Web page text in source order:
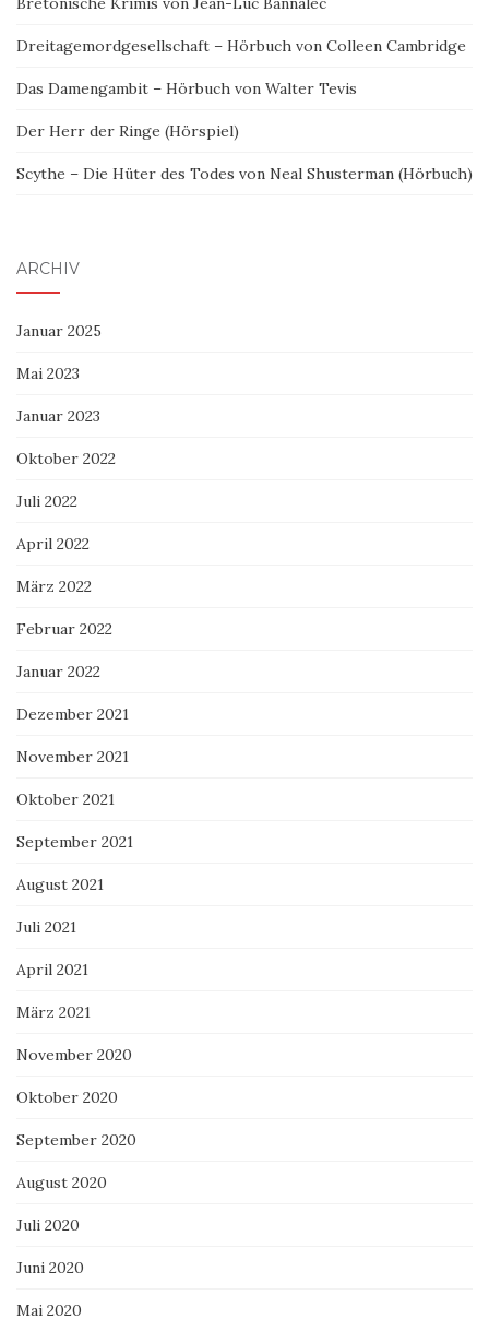
Dreitagemordgesellschaft – Hörbuch von Colleen Cambridge
Das Damengambit – Hörbuch von Walter Tevis
Der Herr der Ringe (Hörspiel)
Scythe – Die Hüter des Todes von Neal Shusterman (Hörbuch)
ARCHIV
Januar 2025
Mai 2023
Januar 2023
Oktober 2022
Juli 2022
April 2022
März 2022
Februar 2022
Januar 2022
Dezember 2021
November 2021
Oktober 2021
September 2021
August 2021
Juli 2021
April 2021
März 2021
November 2020
Oktober 2020
September 2020
August 2020
Juli 2020
Juni 2020
Mai 2020